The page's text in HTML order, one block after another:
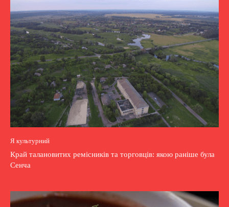
Я культурний
Край талановитих ремісників та торговців: якою раніше була
Сенча